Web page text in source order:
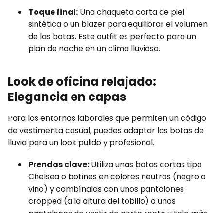
Toque final: Una chaqueta corta de piel
sintética o un blazer para equilibrar el volumen
de las botas. Este outfit es perfecto para un
plan de noche en un clima lluvioso.
Look de oficina relajado:
Elegancia en capas
Para los entornos laborales que permiten un código
de vestimenta casual, puedes adaptar las botas de
lluvia para un look pulido y profesional.
Prendas clave: Utiliza unas botas cortas tipo
Chelsea o botines en colores neutros (negro o
vino) y combínalas con unos pantalones
cropped (a la altura del tobillo) o unos